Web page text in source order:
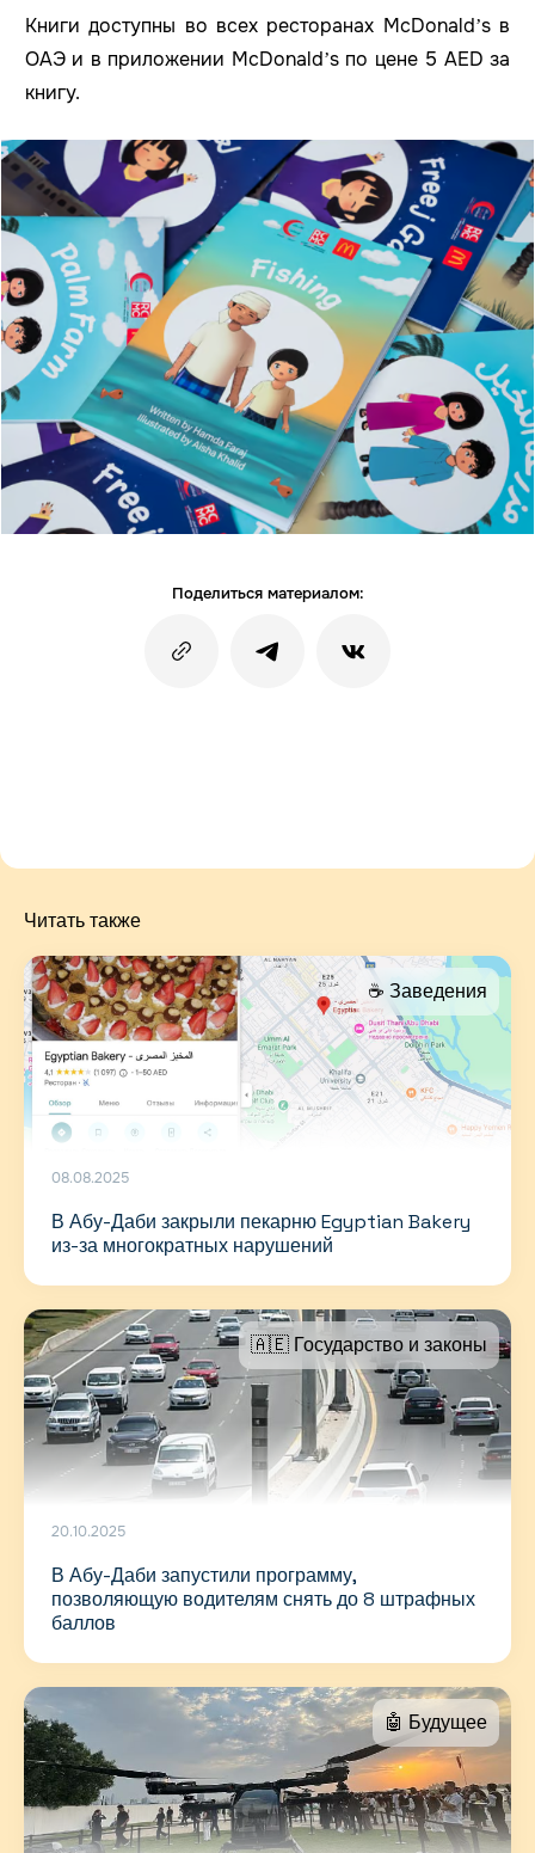
Книги доступны во всех ресторанах McDonald’s в
ОАЭ и в приложении McDonald’s по цене 5 AED за
книгу.
Поделиться материалом:
Читать также
☕️ Заведения
08.08.2025
В Абу-Даби закрыли пекарню Egyptian Bakery
из-за многократных нарушений
🇦🇪 Государство и законы
20.10.2025
В Абу-Даби запустили программу,
позволяющую водителям снять до 8 штрафных
баллов
🤖 Будущее